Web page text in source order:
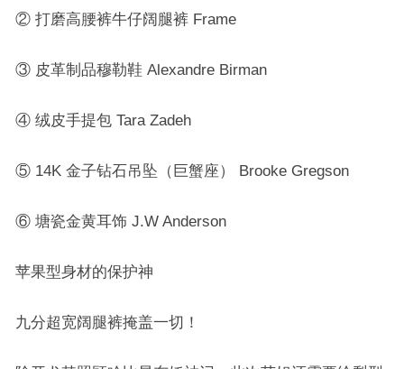
② 打磨高腰裤牛仔阔腿裤 Frame
③ 皮革制品穆勒鞋 Alexandre Birman
④ 绒皮手提包 Tara Zadeh
⑤ 14K 金子钻石吊坠（巨蟹座） Brooke Gregson
⑥ 塘瓷金黄耳饰 J.W Anderson
苹果型身材的保护神
九分超宽阔腿裤掩盖一切！